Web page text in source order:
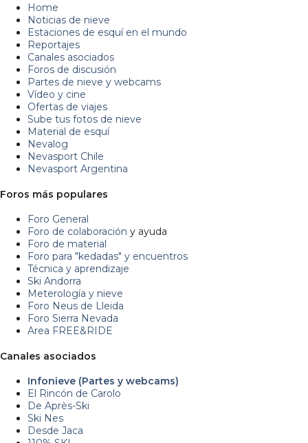
Home
Noticias de nieve
Estaciones de esquí en el mundo
Reportajes
Canales asociados
Foros de discusión
Partes de nieve y webcams
Vídeo y cine
Ofertas de viajes
Sube tus fotos de nieve
Material de esquí
Nevalog
Nevasport Chile
Nevasport Argentina
Foros más populares
Foro General
Foro de colaboración y ayuda
Foro de material
Foro para "kedadas" y encuentros
Técnica y aprendizaje
Ski Andorra
Meterología y nieve
Foro Neus de Lleida
Foro Sierra Nevada
Area FREE&RIDE
Canales asociados
Infonieve (Partes y webcams)
El Rincón de Carolo
De Après-Ski
Ski Nes
Desde Jaca